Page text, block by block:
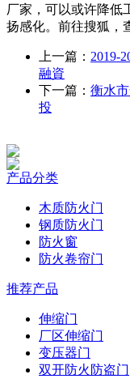
厂家，可以或许降低
扬感化。前往搜狐，
上一篇： 2019-
融資
下一篇： 衡水
投
产品分类
木质防火门
钢质防火门
防火窗
防火卷帘门
推荐产品
伸缩门
厂区伸缩门
变压器门
双开防火防盗门